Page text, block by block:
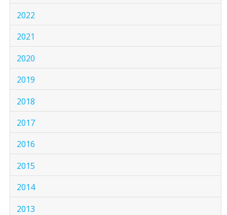
2022
2021
2020
2019
2018
2017
2016
2015
2014
2013